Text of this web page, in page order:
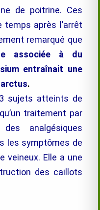
de poitrine. Ces
temps après l’arrêt
remarqué que
associée à du
entraînait une
.
sujets atteints de
traitement par
analgésiques
les symptômes de
veineux. Elle a une
des caillots